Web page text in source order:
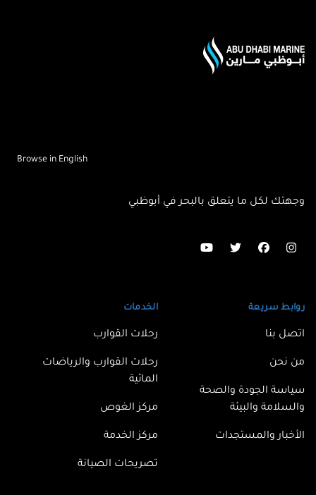
Browse in English
وجهتك لكل ما يتعلق بالبحر في أبوظبي
Follow us on instagram
Follow us on facebook
Follow us on twitter
Follow us on youtube
روابط سريعة
اتصل بنا
من نحن
سياسة الجودة والصحة
والسلامة والبيئة
الأخبار والمستجدات
الخدمات
رحلات القوارب
رحلات القوارب والرياضات
المائية
مركز الغوص
مركز الخدمة
تصريحات الصيانة